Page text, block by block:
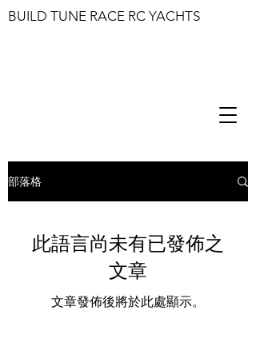
BUILD TUNE RACE RC YACHTS
部落格
此語言尚未有已發佈之
文章
文章發佈後將於此處顯示。